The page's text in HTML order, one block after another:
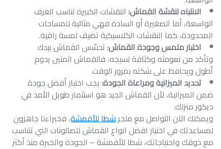
الانتباه لنقشة القماش: النقشات الكبيرة تناسب الغرف
الواسعة، أما الصغيرة أو السادة فهي مثالية للمساحات
المحدودة، كما النقشات الكلاسيكية تضيف لمسة راقية.
اختبار ملمس وجودة القماش:تحسّس القماش بيدك
وتأكد من نعومته وكثافة نسيجه، فالقماش المتين يدوم
أطول ويحافظ على شكله بمرور الوقت.
تحديد الميزانية ومراعاة الجودة:يجب اختيار أفضل جودة
ضمن الميزانية، لأن القماش الجيد هو استثمار طويل الأمد في
ديكور منزلك.
ويمكنك الآن التواصل مع متجرشطا للأقمشة، فخبراءنا جاهزون
لمساعدتك في اختيار افضل انواع القماش للصالونات التي تتناسب
مع ذوقك واحتياجاتك، شطا للأقمشة – الجودة والخبرة منذ أكثر